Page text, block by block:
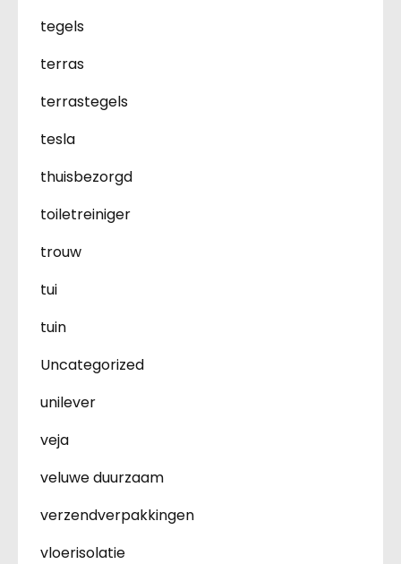
tegels
terras
terrastegels
tesla
thuisbezorgd
toiletreiniger
trouw
tui
tuin
Uncategorized
unilever
veja
veluwe duurzaam
verzendverpakkingen
vloerisolatie